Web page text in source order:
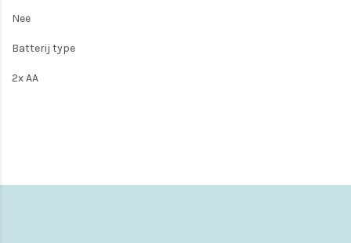
Nee
Batterij type
2x AA